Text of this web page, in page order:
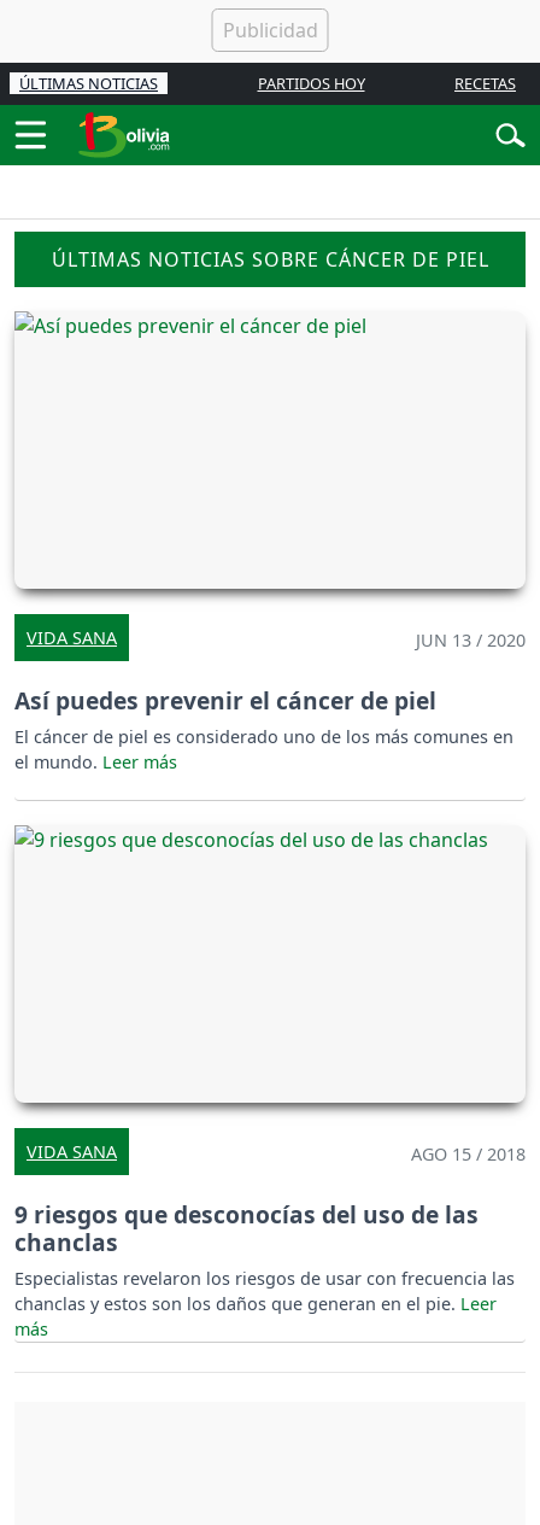
ÚLTIMAS NOTICIAS PARTIDOS HOY RECETAS
ÚLTIMAS NOTICIAS SOBRE CÁNCER DE PIEL
VIDA SANA JUN 13 / 2020
Así puedes prevenir el cáncer de piel
El cáncer de piel es considerado uno de los más comunes en
el mundo.
VIDA SANA AGO 15 / 2018
9 riesgos que desconocías del uso de las
chanclas
Especialistas revelaron los riesgos de usar con frecuencia las
chanclas y estos son los daños que generan en el pie.